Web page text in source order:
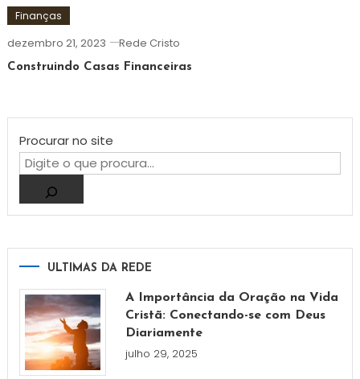
Finanças
dezembro 21, 2023 Rede Cristo
Construindo Casas Financeiras
Procurar no site
ULTIMAS DA REDE
A Importância da Oração na Vida
Cristã: Conectando-se com Deus
Diariamente
julho 29, 2025